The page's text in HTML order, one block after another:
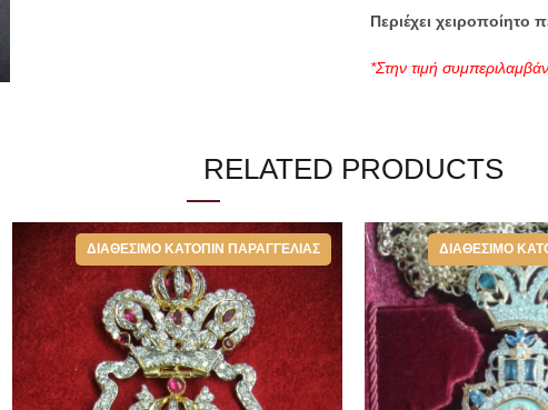
Περιέχει χειροποίητο
*Στην τιμή
Categories:Επιστήθιοι
RELATED PRODUCTS
ΔΙΑΘΈΣΙΜΟ ΚΑΤΌΠΙΝ ΠΑΡΑΓΓΕΛΊΑΣ ΔΙΑΘΈΣΙΜΟ